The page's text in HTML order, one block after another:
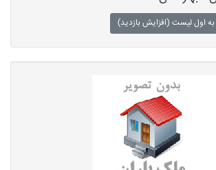
به اول لیست (افزایش بازدید)